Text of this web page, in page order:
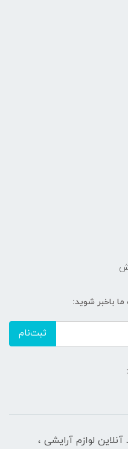
باخبر شوید:
ثبت‌نام
لوازم آرایشی ،